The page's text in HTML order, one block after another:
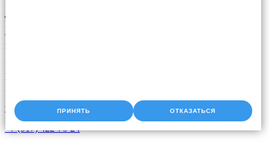
Доставка упаковки: Уфа, Казань, Набережные Челны,
Екатеринбург, Челябинск, Оренбург, Самара, Пермь, Курган.
Оперативная доставка до адреса. Скидки постоянным
клиентам. Звоните!
Время работы:
Пн-Чт с 9:00 до 18:00
Пт с 9.00 до 17.00
upak2008@bk.ru
+7 (917) 422-76-24
ПРИНЯТЬ ОТКАЗАТЬСЯ